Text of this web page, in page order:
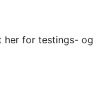
her for testings- og